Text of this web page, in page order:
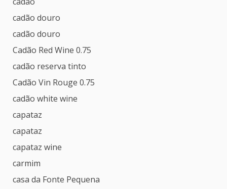
cadão douro
cadão douro
Cadão Red Wine 0.75
cadão reserva tinto
Cadão Vin Rouge 0.75
cadão white wine
capataz
capataz
capataz wine
carmim
casa da Fonte Pequena